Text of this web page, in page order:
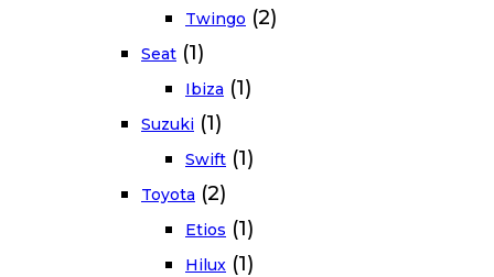
Twingo (2)
Seat (1)
Ibiza (1)
Suzuki (1)
Swift (1)
Toyota (2)
Etios (1)
Hilux (1)